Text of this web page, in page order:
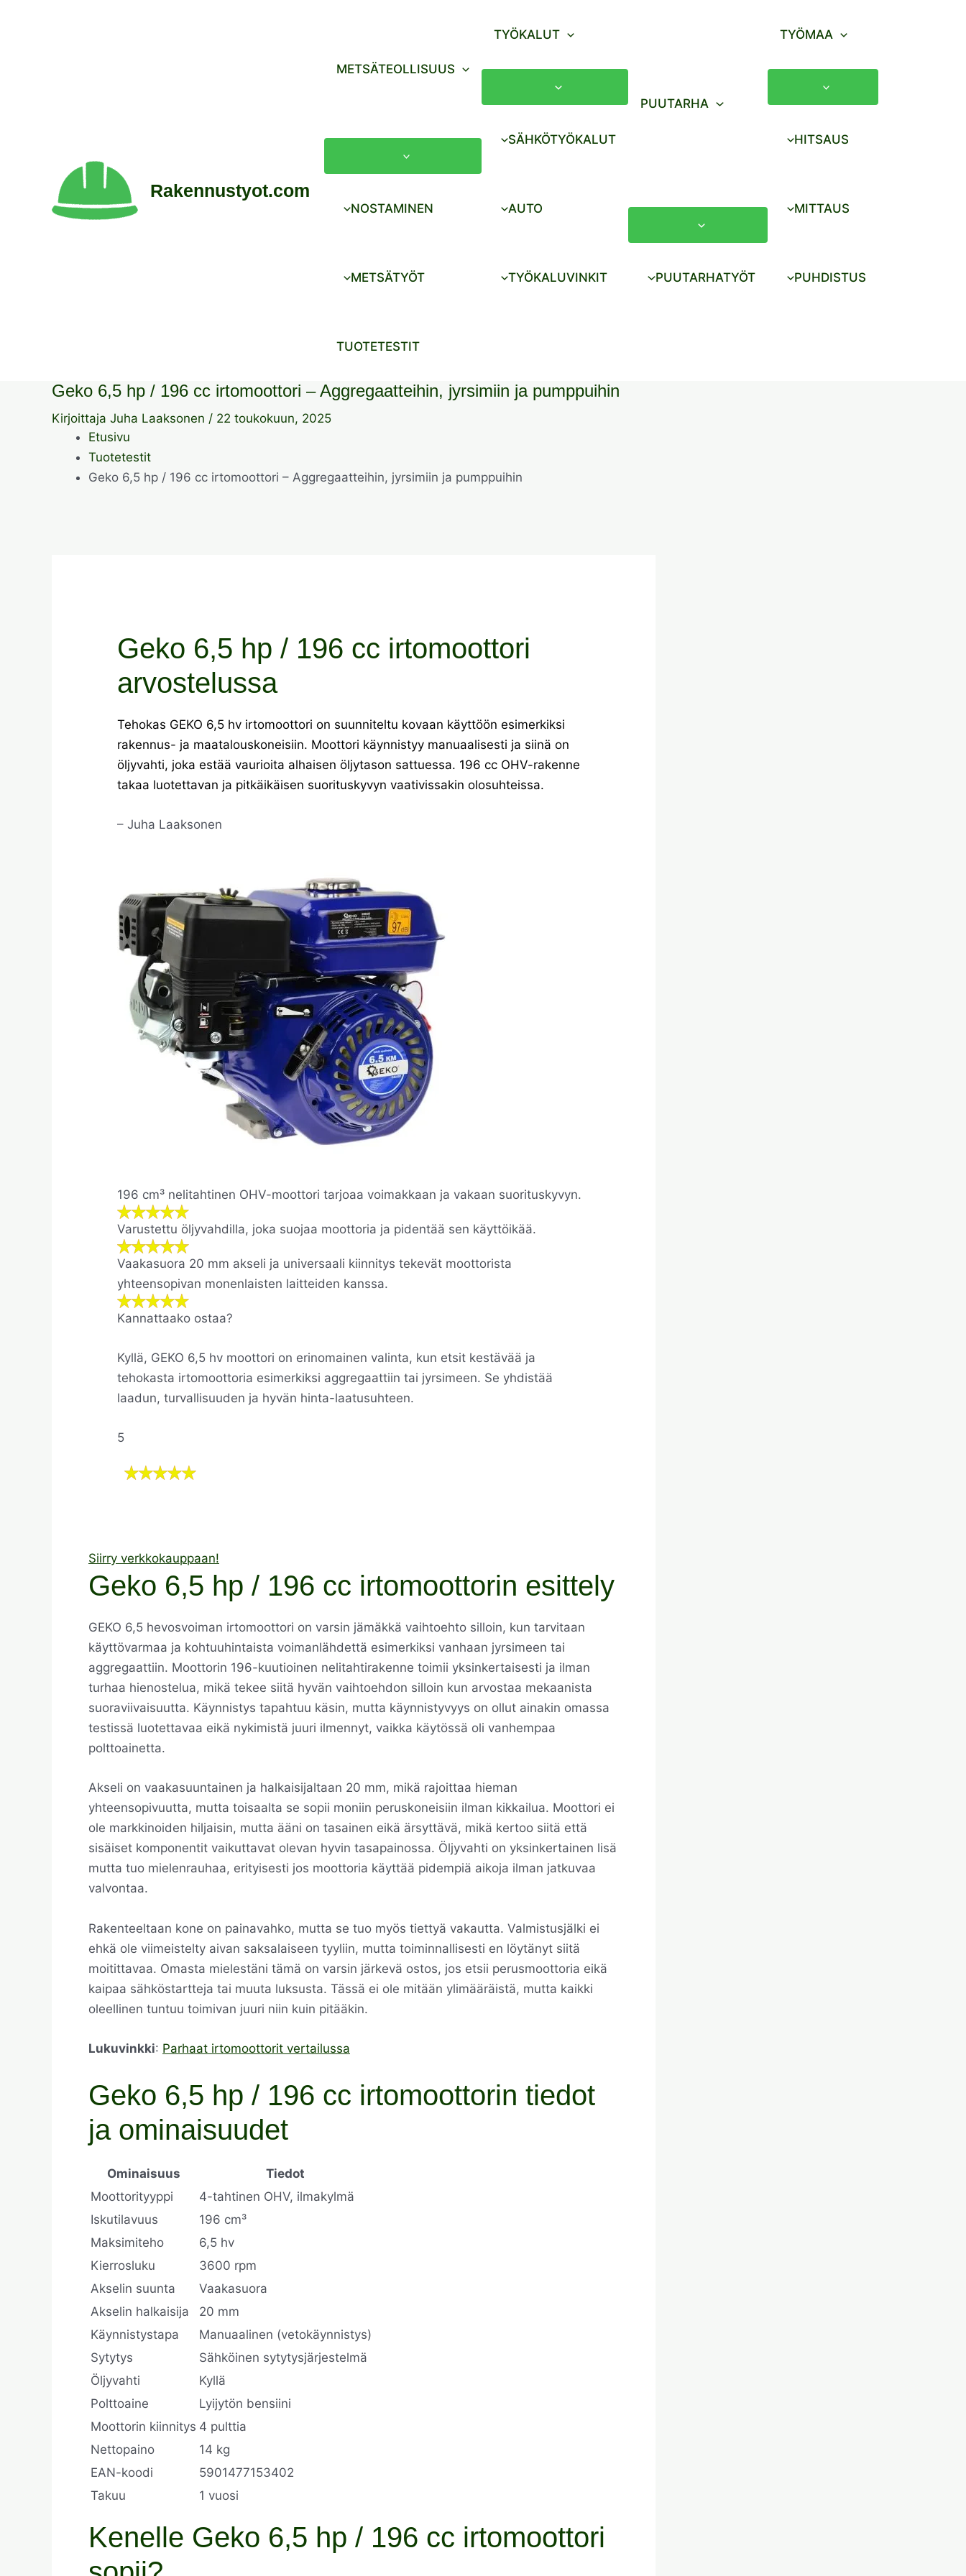
Rakennustyot.com
METSÄTEOLLISUUS
NOSTAMINEN
METSÄTYÖT
TYÖKALUT
SÄHKÖTYÖKALUT
AUTO
TYÖKALUVINKIT
PUUTARHA
PUUTARHATYÖT
TYÖMAA
HITSAUS
MITTAUS
PUHDISTUS
TUOTETESTIT
Geko 6,5 hp / 196 cc irtomoottori – Aggregaatteihin, jyrsimiin ja pumppuihin
Kirjoittaja Juha Laaksonen / 22 toukokuun, 2025
Etusivu
Tuotetestit
Geko 6,5 hp / 196 cc irtomoottori – Aggregaatteihin, jyrsimiin ja pumppuihin
Geko 6,5 hp / 196 cc irtomoottori
arvostelussa
Tehokas GEKO 6,5 hv irtomoottori on suunniteltu kovaan käyttöön esimerkiksi
rakennus- ja maatalouskoneisiin. Moottori käynnistyy manuaalisesti ja siinä on
öljyvahti, joka estää vaurioita alhaisen öljytason sattuessa. 196 cc OHV-rakenne
takaa luotettavan ja pitkäikäisen suorituskyvyn vaativissakin olosuhteissa.
– Juha Laaksonen
196 cm³ nelitahtinen OHV-moottori tarjoaa voimakkaan ja vakaan suorituskyvyn.
Varustettu öljyvahdilla, joka suojaa moottoria ja pidentää sen käyttöikää.
Vaakasuora 20 mm akseli ja universaali kiinnitys tekevät moottorista
yhteensopivan monenlaisten laitteiden kanssa.
Kannattaako ostaa?
Kyllä, GEKO 6,5 hv moottori on erinomainen valinta, kun etsit kestävää ja
tehokasta irtomoottoria esimerkiksi aggregaattiin tai jyrsimeen. Se yhdistää
laadun, turvallisuuden ja hyvän hinta-laatusuhteen.
5
Siirry verkkokauppaan!
Geko 6,5 hp / 196 cc irtomoottorin esittely
GEKO 6,5 hevosvoiman irtomoottori on varsin jämäkkä vaihtoehto silloin, kun tarvitaan
käyttövarmaa ja kohtuuhintaista voimanlähdettä esimerkiksi vanhaan jyrsimeen tai
aggregaattiin. Moottorin 196-kuutioinen nelitahtirakenne toimii yksinkertaisesti ja ilman
turhaa hienostelua, mikä tekee siitä hyvän vaihtoehdon silloin kun arvostaa mekaanista
suoraviivaisuutta. Käynnistys tapahtuu käsin, mutta käynnistyvyys on ollut ainakin omassa
testissä luotettavaa eikä nykimistä juuri ilmennyt, vaikka käytössä oli vanhempaa
polttoainetta.
Akseli on vaakasuuntainen ja halkaisijaltaan 20 mm, mikä rajoittaa hieman
yhteensopivuutta, mutta toisaalta se sopii moniin peruskoneisiin ilman kikkailua. Moottori ei
ole markkinoiden hiljaisin, mutta ääni on tasainen eikä ärsyttävä, mikä kertoo siitä että
sisäiset komponentit vaikuttavat olevan hyvin tasapainossa. Öljyvahti on yksinkertainen lisä
mutta tuo mielenrauhaa, erityisesti jos moottoria käyttää pidempiä aikoja ilman jatkuvaa
valvontaa.
Rakenteeltaan kone on painavahko, mutta se tuo myös tiettyä vakautta. Valmistusjälki ei
ehkä ole viimeistelty aivan saksalaiseen tyyliin, mutta toiminnallisesti en löytänyt siitä
moitittavaa. Omasta mielestäni tämä on varsin järkevä ostos, jos etsii perusmoottoria eikä
kaipaa sähköstartteja tai muuta luksusta. Tässä ei ole mitään ylimääräistä, mutta kaikki
oleellinen tuntuu toimivan juuri niin kuin pitääkin.
Lukuvinkki: Parhaat irtomoottorit vertailussa
Geko 6,5 hp / 196 cc irtomoottorin tiedot
ja ominaisuudet
Ominaisuus
Tiedot
Moottorityyppi
4-tahtinen OHV, ilmakylmä
Iskutilavuus
196 cm³
Maksimiteho
6,5 hv
Kierrosluku
3600 rpm
Akselin suunta
Vaakasuora
Akselin halkaisija
20 mm
Käynnistystapa
Manuaalinen (vetokäynnistys)
Sytytys
Sähköinen sytytysjärjestelmä
Öljyvahti
Kyllä
Polttoaine
Lyijytön bensiini
Moottorin kiinnitys 4 pulttia
Nettopaino
14 kg
EAN-koodi
5901477153402
Takuu
1 vuosi
Kenelle Geko 6,5 hp / 196 cc irtomoottori